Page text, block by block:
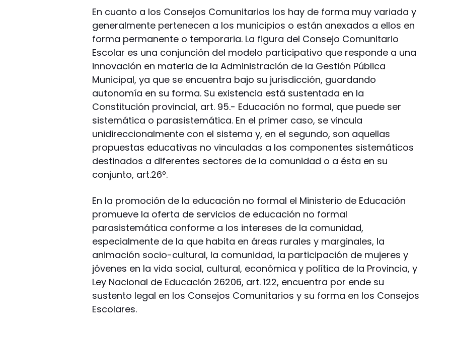
En cuanto a los Consejos Comunitarios los hay de forma muy variada y
generalmente pertenecen a los municipios o están anexados a ellos en
forma permanente o temporaria. La figura del Consejo Comunitario
Escolar es una conjunción del modelo participativo que responde a una
innovación en materia de la Administración de la Gestión Pública
Municipal, ya que se encuentra bajo su jurisdicción, guardando
autonomía en su forma. Su existencia está sustentada en la
Constitución provincial, art. 95.- Educación no formal, que puede ser
sistemática o parasistemática. En el primer caso, se vincula
unidireccionalmente con el sistema y, en el segundo, son aquellas
propuestas educativas no vinculadas a los componentes sistemáticos
destinados a diferentes sectores de la comunidad o a ésta en su
conjunto, art.26º.
En la promoción de la educación no formal el Ministerio de Educación
promueve la oferta de servicios de educación no formal
parasistemática conforme a los intereses de la comunidad,
especialmente de la que habita en áreas rurales y marginales, la
animación socio-cultural, la comunidad, la participación de mujeres y
jóvenes en la vida social, cultural, económica y política de la Provincia, y
Ley Nacional de Educación 26206, art. 122, encuentra por ende su
sustento legal en los Consejos Comunitarios y su forma en los Consejos
Escolares.